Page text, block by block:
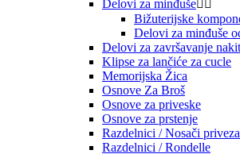
Delovi za minđuše 
Bižuterijske
Delovi za minđuše
Delovi za završavanje
Klipse za lančiće za cucle
Memorijska Žica
Osnove Za Broš
Osnove za priveske
Osnove za prstenje
Razdelnici / Nosači
Razdelnici / Rondelle